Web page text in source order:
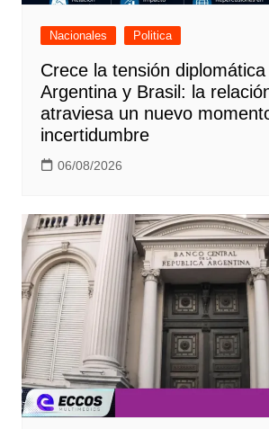
Nacionales Politica
Crece la tensión
Argentina y Brasil: la
atraviesa un nuevo
incertidumbre
06/08/2026